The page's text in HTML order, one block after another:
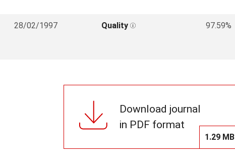
28/02/1997 Quality
97.59%
Download journal
in PDF format
1.29 MB